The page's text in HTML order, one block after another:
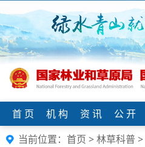
首 页 机 构 资 讯 公 开
当前位置： 首页 >林草科普>